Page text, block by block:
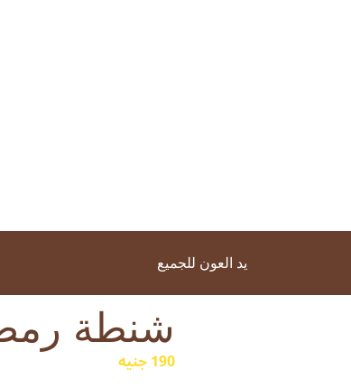
يد العون للجميع
شنطة
190 جنيه